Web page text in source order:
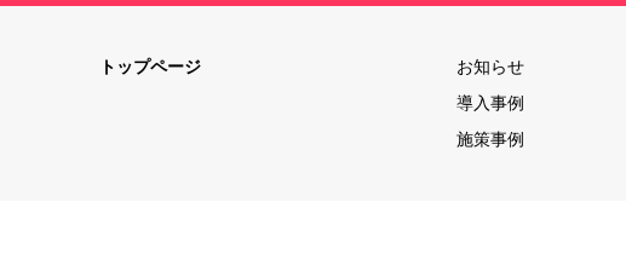
トップページ
お知らせ
導入事例
施策事例